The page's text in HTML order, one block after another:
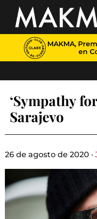
MAKMA,
en
‘Sympathy
Sarajevo
26 de agosto de 2020 ·